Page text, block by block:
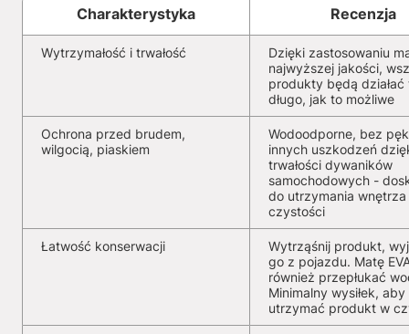
Charakterystyka Recenzja
Wytrzymałość i trwałość
Dzięki zastosowaniu
najwyższej jakości,
produkty będą działać
długo, jak to możliwe
Ochrona przed brudem,
wilgocią, piaskiem
Wodoodporne, bez
innych uszkodzeń
trwałości dywaników
samochodowych -
do utrzymania wnętrza
czystości
Łatwość konserwacji
Wytrząśnij produkt,
go z pojazdu. Matę
również przepłukać
Minimalny wysiłek, aby
utrzymać produkt w